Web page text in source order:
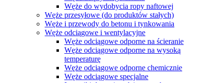
Węże do wydobycia ropy naftowej
Węże przesyłowe (do produktów stałych)
Węże i przewody do betonu i tynkowania
Węże odciągowe i wentylacyjne
Węże odciągowe odporne na ścieranie
Węże odciągowe odporne na wysoką
temperaturę
Węże odciągowe odporne chemicznie
Węże odciągowe specjalne